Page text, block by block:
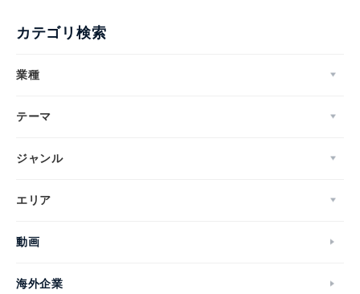
カテゴリ検索
業種
テーマ
ジャンル
エリア
動画
海外企業